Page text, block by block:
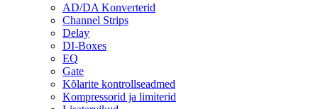
AD/DA Konverterid
Channel Strips
Delay
DI-Boxes
EQ
Gate
Kõlarite kontrollseadmed
Kompressorid ja limiterid